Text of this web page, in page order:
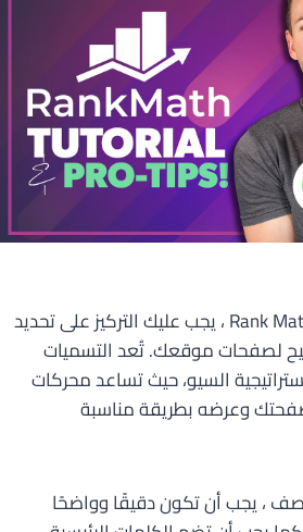
عند استخدام Rank Math SEO PRO ، يجب عليك التركيز على تحديد
لصفحات موقعك. تُعد التسميات
السيو، حيث تساعد محركات
وعرضه بطريقة مناسبة
، يجب أن تكون دقيقًا وواضحًا